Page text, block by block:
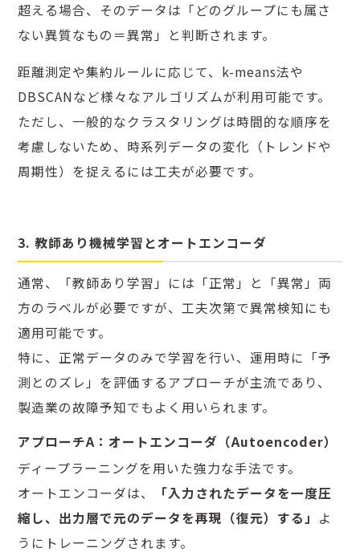
超える場合、そのデータは「どのグループにも属さ
ない異質なもの＝異常」と判断されます。
距離測定や集約ルールに応じて、k-means法や
DBSCANなど様々なアルゴリズムが利用可能です。
ただし、一般的なクラスタリングは時間的な順序を
考慮しないため、時系列データの変化（トレンドや
周期性）を捉えるには工夫が必要です。
3. 教師あり機械学習とオートエンコーダ
通常、「教師あり学習」には「正常」と「異常」両
方のラベルが必要ですが、工夫次第で異常検知にも
適用可能です。
特に、正常データのみで学習を行い、運用時に「予
測とのズレ」を評価するアプローチが主流であり、
製造業の故障予知でもよく用いられます。
アプローチA：オートエンコーダ（Autoencoder）
ディープラーニングを用いた強力な手法です。
オートエンコーダは、
「入力されたデータを一度圧
縮し、出力層で元のデータを再現（復元）する」 よ
うにトレーニングされます。